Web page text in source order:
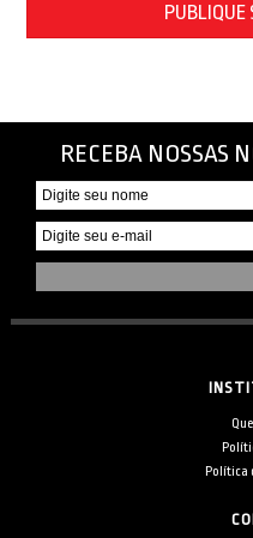
PUBLIQUE
RECEBA NOSSAS
Política